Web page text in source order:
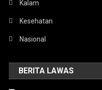
Kalam
Kesehatan
Nasional
BERITA LAWAS